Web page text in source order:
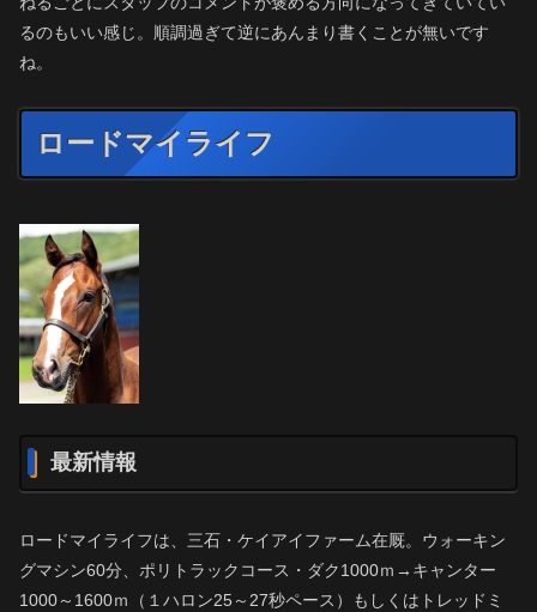
るのもいい感じ。順調過ぎて逆にあんまり書くことが無いです
ね。
ロードマイライフ
最新情報
ロードマイライフは、三石・ケイアイファーム在厩。ウォーキン
グマシン60分、ポリトラックコース・ダク1000ｍ→キャンター
1000～1600ｍ（１ハロン25～27秒ペース）もしくはトレッドミ